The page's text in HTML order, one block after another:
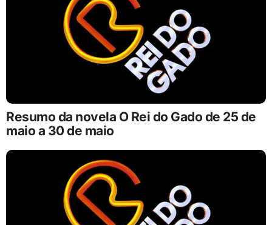
Resumo da novela O Rei do Gado de 25 de
maio a 30 de maio